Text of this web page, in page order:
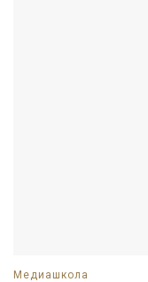
Медиашкола